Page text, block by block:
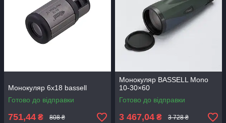
Монокуляр 6x18 bassell
Готово до відправки
751,44 ₴ 808 ₴
Монокуляр BASSELL Mono
10-30×60
Готово до відправки
3 467,04 ₴ 3 728 ₴